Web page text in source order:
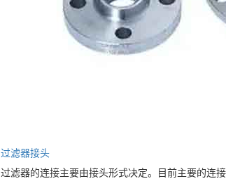
过滤器接头
过滤器的连接主要由接头形式决定。目前主要的连